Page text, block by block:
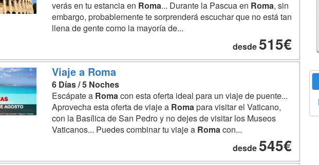
verás en tu estancia en Roma... Durante la Pascua en Roma, sin
embargo, probablemente te sorprenderá escuchar que no está tan
llena de gente como la mayoría de...
desde515€
Viaje a Roma
6 Días / 5 Noches
Escápate a Romacon esta oferta ideal para un viaje de puente...
Aprovecha esta oferta de viaje a Romapara visitar el Vaticano,
con la Basílica de San Pedro y no dejes de visitar los Museos
Vaticanos... Puedes combinar tu viaje a Romacon...
desde545€